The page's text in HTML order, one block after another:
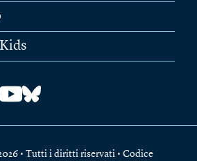
• Tutti i diritti riservati • Codice